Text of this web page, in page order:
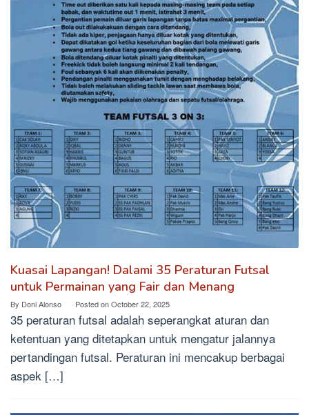
Kuasai Lapangan! Dalami 35 Peraturan Futsal
untuk Permainan yang Fair dan Menang
By Doni Alonso Posted onOctober 22, 2025
35 peraturan futsal adalah seperangkat aturan dan
ketentuan yang ditetapkan untuk mengatur jalannya
pertandingan futsal. Peraturan ini mencakup berbagai
aspek […]